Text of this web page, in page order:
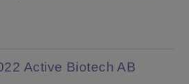
Active Biotech AB